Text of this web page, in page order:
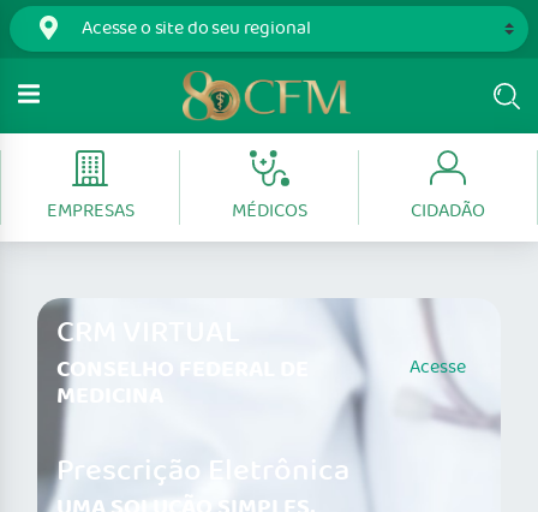
EMPRESAS MÉDICOS CIDADÃO
CRM VIRTUAL
CONSELHO FEDERAL DE
MEDICINA
Acesse
Prescrição Eletrônica